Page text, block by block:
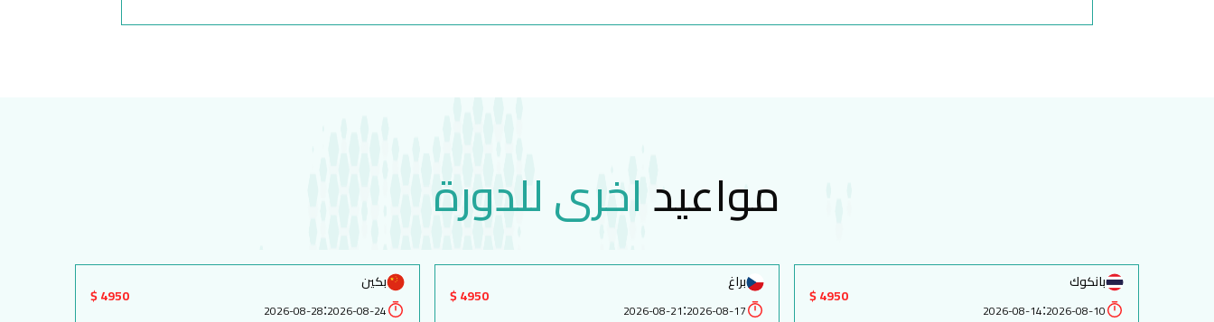
مواعيداخرى للدورة
بانكوك
2026-08-10
:
2026-08-14
4950 $
براغ
2026-08-17
:
2026-08-21
4950 $
بكين
2026-08-24
:
2026-08-28
4950 $